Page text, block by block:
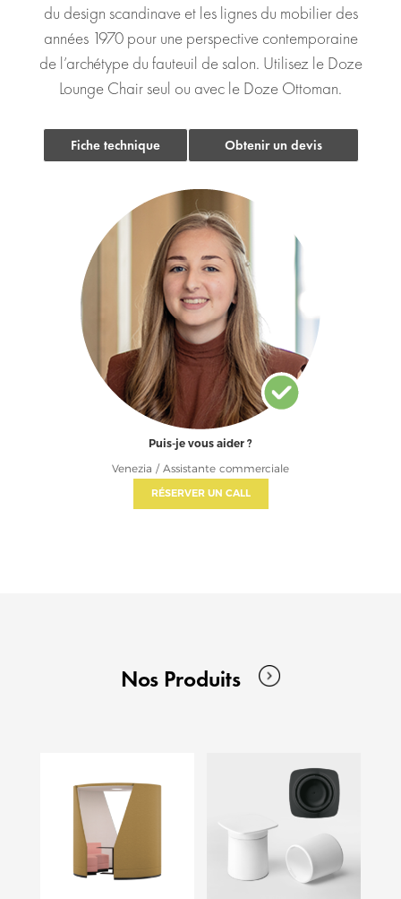
du design scandinave et les lignes du mobilier des
années 1970 pour une perspective contemporaine
de l’archétype du fauteuil de salon. Utilisez le Doze
Lounge Chair seul ou avec le Doze Ottoman.
Fiche technique Obtenir un devis
Puis-je vous aider ?
Venezia / Assistante commerciale
RÉSERVER UN CALL
Nos Produits